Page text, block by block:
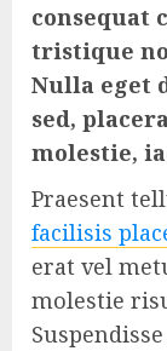
consequat
tristique
Nulla eget
sed,
molestie,
Praesent
facilisis
erat vel
molestie